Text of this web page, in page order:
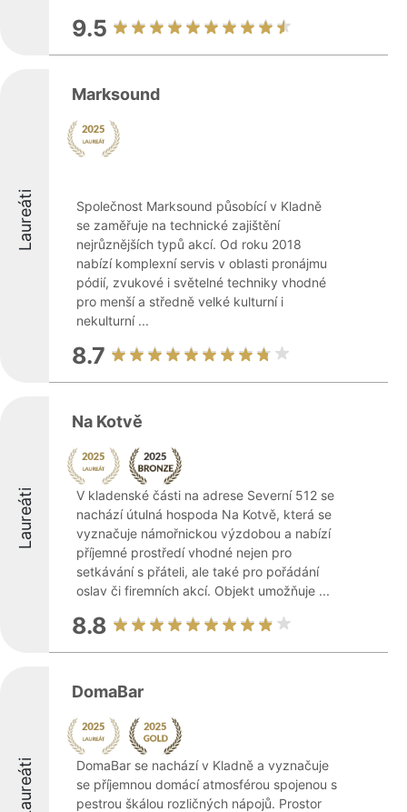
9.5
Laureáti
Marksound
Společnost Marksound působící v Kladně
se zaměřuje na technické zajištění
nejrůznějších typů akcí. Od roku 2018
nabízí komplexní servis v oblasti pronájmu
pódií, zvukové i světelné techniky vhodné
pro menší a středně velké kulturní i
nekulturní ...
8.7
Laureáti
Na Kotvě
V kladenské části na adrese Severní 512 se
nachází útulná hospoda Na Kotvě, která se
vyznačuje námořnickou výzdobou a nabízí
příjemné prostředí vhodné nejen pro
setkávání s přáteli, ale také pro pořádání
oslav či firemních akcí. Objekt umožňuje ...
8.8
Laureáti
DomaBar
DomaBar se nachází v Kladně a vyznačuje
se příjemnou domácí atmosférou spojenou s
pestrou škálou rozličných nápojů. Prostor